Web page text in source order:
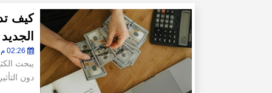
كيف
الجديد
يبحث
دون